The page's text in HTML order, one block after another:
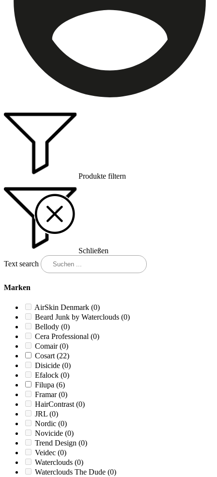
Produkte filtern
Schließen
Text search
Marken
AirSkin Denmark (0)
Beard Junk by Waterclouds (0)
Bellody (0)
Cera Professional (0)
Comair(0)
Cosart (22)
Disicide (0)
Efalock (0)
Filupa (6)
Framar(0)
HairContrast (0)
JRL (0)
Nordic (0)
Novicide (0)
Trend Design (0)
Veidec (0)
Waterclouds (0)
Waterclouds The Dude (0)